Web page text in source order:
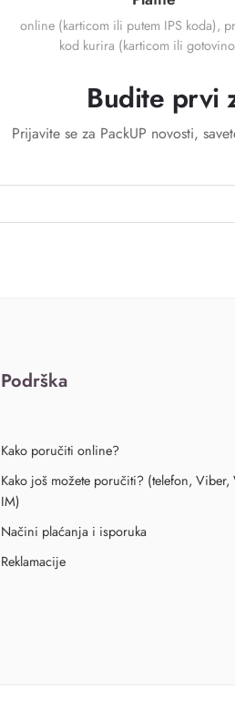
online (karticom ili putem IPS koda),
kod kurira (karticom ili
Budite prvi
Prijavite se za PackUP novosti,
Podrška
Kako poručiti online?
Kako još možete poručiti? (telefon, Viber,
IM)
Načini plaćanja i isporuka
Reklamacije